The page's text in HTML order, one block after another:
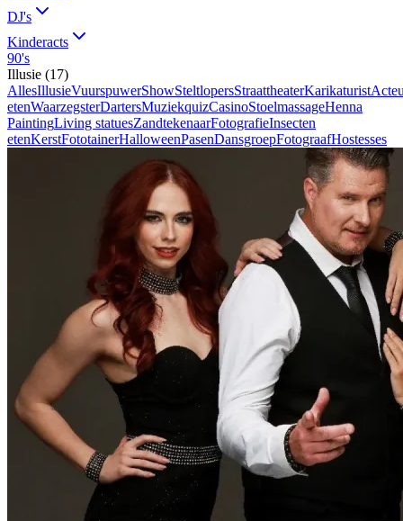
DJ's
Kinderacts
90's
Illusie (17)
AllesIllusieVuurspuwerShowSteltlopersStraattheaterKarikaturist
etenWaarzegsterDartersMuziekquizCasinoStoelmassageHenna
PaintingLiving statuesZandtekenaarFotografieInsecten
etenKerstFototainerHalloweenPasenDansgroepFotograafHostesses